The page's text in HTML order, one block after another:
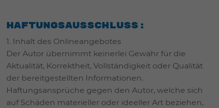
Haftungsausschluss:
1. Inhalt des Onlineangebotes
Der Autor übernimmt keinerlei Gewähr für die
Aktualität, Korrektheit, Vollständigkeit oder Qualität
der bereitgestellten Informationen.
Haftungsansprüche gegen den Autor, welche sich
auf Schäden materieller oder ideeller Art beziehen,